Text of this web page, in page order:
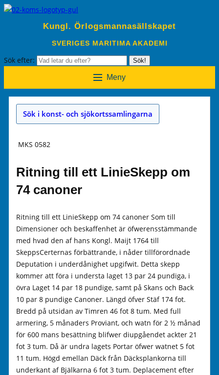
Kungl. Örlogsmannasällskapet
SVERIGES MARITIMA AKADEMI
Sök efter: Sök!
Meny
Sök i konst- och sjökortssamlingarna
MKS 0582
Ritning till ett LinieSkepp om
74 canoner
Ritning till ett LinieSkepp om 74 canoner Som till
Dimensioner och beskaffenhet är öfwerensstämmande
med hvad den af hans Kongl. Maijt 1764 till
SkeppsCerternas förbättrande, i nåder tillförordnade
Deputation i underdånighet upgifwit. Detta skepp
kommer att föra i understa laget 13 par 24 pundiga, i
övra Laget 14 par 18 pundige, samt på Skans och Back
10 par 8 pundige Canoner. Längd öfver Stäf 174 fot.
Bredd på utsidan av Timren 46 fot 8 tum. Med full
armering, 5 månaders Proviant, och watn för 2 ½ månad
för 600 mans besättning blifwer diupgåendet ackter 21
fot 3 tum. Då är undra lagets Portar öfwer watnet 5 fot
11 tum. Högd emellan Däck från Däcksplankorna till
underkant af Bjälkarna 6 fot 3 tum. Deplacement efter